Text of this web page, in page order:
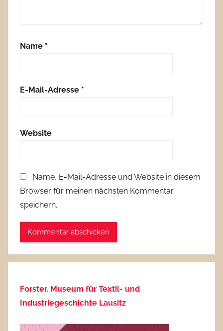
Name *
E-Mail-Adresse *
Website
Name, E-Mail-Adresse und Website in diesem
Browser für meinen nächsten Kommentar
speichern.
Forster. Museum für Textil- und
Industriegeschichte Lausitz